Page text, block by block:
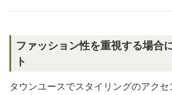
ファッション性を重視する場合
ト
タウンユースでスタイリングのアク